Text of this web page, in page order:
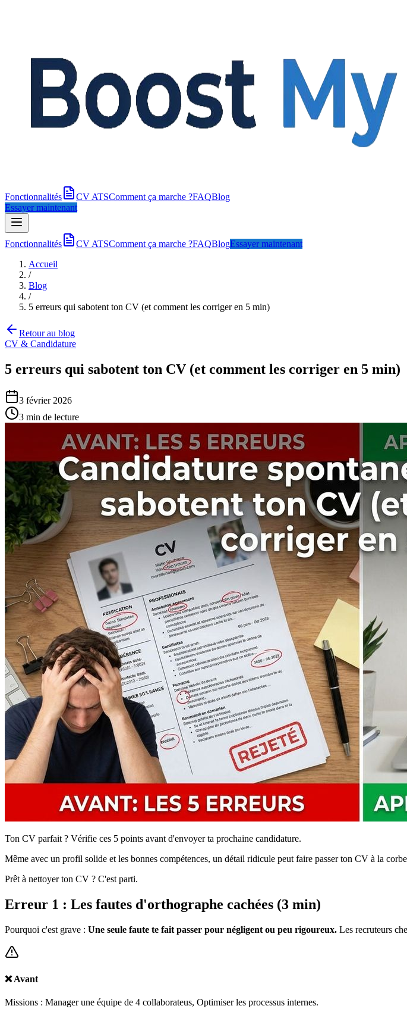
Fonctionnalités CV ATSComment ça marche ?FAQBlog
Essayer maintenant
Fonctionnalités CV ATSComment ça marche ?FAQBlogEssayer maintenant
Accueil
/
Blog
/
5 erreurs qui sabotent ton CV (et comment les corriger en 5 min)
Retour au blog
CV & Candidature
5 erreurs qui sabotent ton CV (et comment les corriger en 5 min)
3 février 2026
3 min de lecture
Ton CV parfait ? Vérifie ces 5 points avant d'envoyer ta prochaine candidature.
Même avec un profil solide et les bonnes compétences, un détail ridicule peut faire passer ton CV à la
Prêt à nettoyer ton CV ? C'est parti.
Erreur 1 : Les fautes d'orthographe cachées (3 min)
Pourquoi c'est grave : Une seule faute te fait passer pour négligent ou peu rigoureux. Les recruteurs
❌ Avant
Missions : Manager une équipe de 4 collaborateus, Optimiser les processus internes.